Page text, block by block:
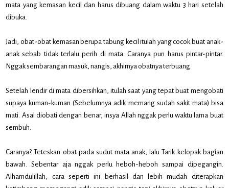
mata yang kemasan kecil dan harus dibuang dalam waktu 3 hari setelah
dibuka.
Jadi, obat-obat kemasan berupa tabung kecil itulah yang cocok buat anak-
anak sebab tidak terlalu perih di mata. Caranya pun harus pintar-pintar.
Nggak sembarangan masuk, nangis, akhirnya obatnya terbuang.
Setelah lendir di mata dibersihkan, itulah saat yang tepat buat mengobati
supaya kuman-kuman (Sebelumnya adik memang sudah sakit mata) bisa
mati. Asal diobati dengan benar, insya Allah nggak perlu waktu lama buat
sembuh.
Caranya? Teteskan obat pada sudut mata anak, lalu Tarik kelopak bagian
bawah. Sebentar aja nggak perlu heboh-heboh sampai dipegangin.
Alhamdulillah, cara seperti ini berhasil dan lebih mudah diterapkan